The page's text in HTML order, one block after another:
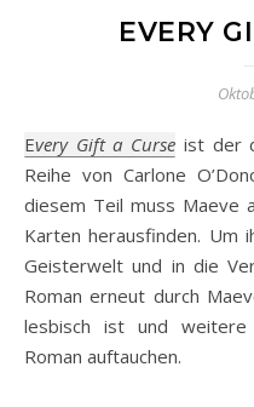
EVERY
Every Gift a Curse ist der
Reihe von Carlone
diesem Teil muss Maeve
Karten herausfinden. Um
Geisterwelt und in die
Roman erneut durch
lesbisch ist und
Roman auftauchen.